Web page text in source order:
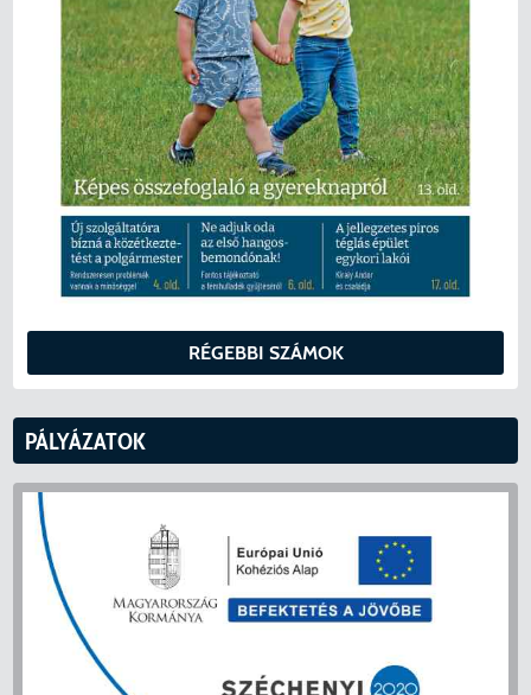
RÉGEBBI SZÁMOK
PÁLYÁZATOK